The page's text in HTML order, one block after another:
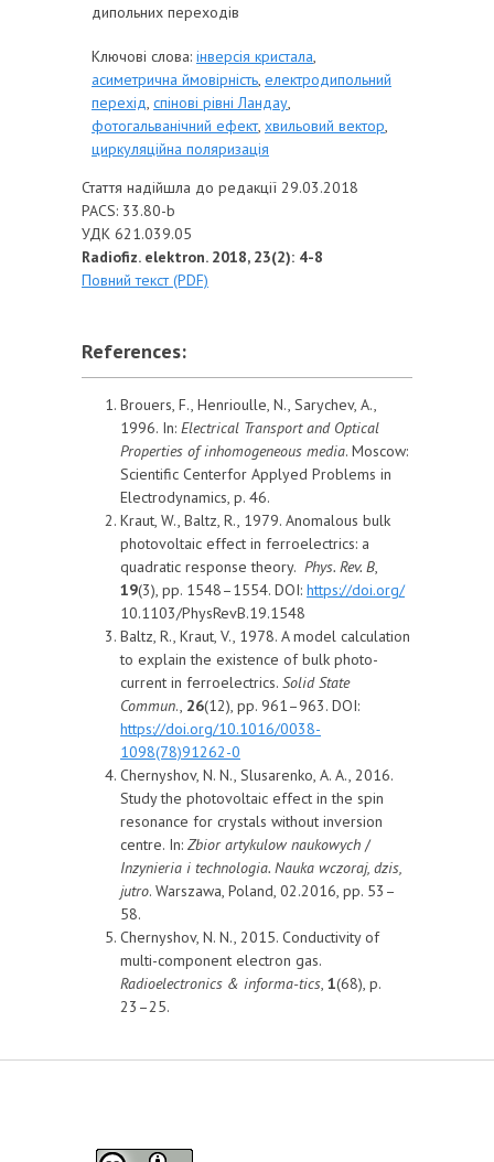
дипольних переходів
Ключові слова: інверсія кристала
асиметрична ймовірність електродипольний
перехід спінові рівні Ландау
фотогальванічний ефект, хвильовий вектор
циркуляційна поляризація
Стаття надійшла до редакції 29.03.2018
PACS: 33.80-b
УДК 621.039.05
Radiofiz. elektron. 2018, 23(2): 4-8
Повний текст (PDF)
References:
Brouers, F., Henrioulle, N., Sarychev, A.,
1996. In: Electrical Transport and Optical
Properties of inhomogeneous media. Moscow:
Scientific Centerfor Applyed Problems in
Electrodynamics, p. 46.
Kraut, W., Baltz, R., 1979. Anomalous bulk
photovoltaic effect in ferroelectrics: a
quadratic response theory. Phys. Rev. B
19(3), pp. 1548–1554. DOI: https://doi.org/
10.1103/PhysRevB.19.1548
Baltz, R., Kraut, V., 1978. A model calculation
to explain the existence of bulk photo-
current in ferroelectrics. Solid State
Commun., 26(12), pp. 961–963. DOI:
https://doi.org/10.1016/0038-
1098(78)91262-0
Chernyshov, N. N., Slusarenko, A. A., 2016.
Study the photovoltaic effect in the spin
resonance for crystals without inversion
centre. In: Zbior artykulow naukowych /
Inzynieria i technologia. Nauka wczoraj, dzis,
jutro. Warszawa, Poland, 02.2016, pp. 53–
58.
Chernyshov, N. N., 2015. Conductivity of
multi-component electron gas.
Radioelectronics & informa-tics 1(68), p.
23–25.